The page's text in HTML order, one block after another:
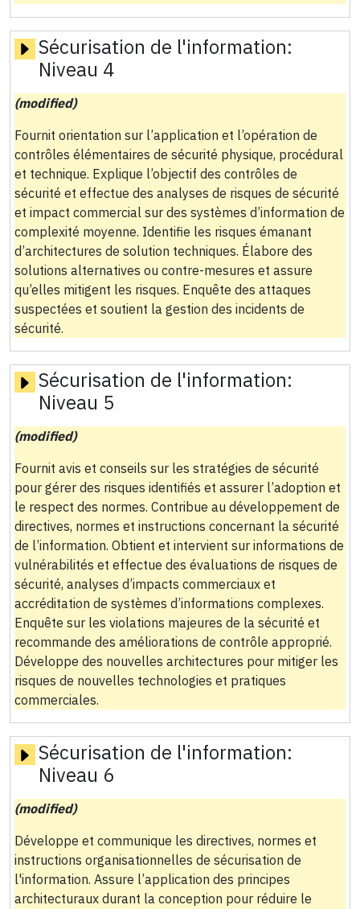
Sécurisation de l'information:
Niveau 4
(modified)
Fournit orientation sur l’application et l’opération de
contrôles élémentaires de sécurité physique, procédural
et technique. Explique l’objectif des contrôles de
sécurité et effectue des analyses de risques de sécurité
et impact commercial sur des systèmes d’information de
complexité moyenne. Identifie les risques émanant
d’architectures de solution techniques. Élabore des
solutions alternatives ou contre-mesures et assure
qu’elles mitigent les risques. Enquête des attaques
suspectées et soutient la gestion des incidents de
sécurité.
Sécurisation de l'information:
Niveau 5
(modified)
Fournit avis et conseils sur les stratégies de sécurité
pour gérer des risques identifiés et assurer l’adoption et
le respect des normes. Contribue au développement de
directives, normes et instructions concernant la sécurité
de l’information. Obtient et intervient sur informations de
vulnérabilités et effectue des évaluations de risques de
sécurité, analyses d’impacts commerciaux et
accréditation de systèmes d’informations complexes.
Enquête sur les violations majeures de la sécurité et
recommande des améliorations de contrôle approprié.
Développe des nouvelles architectures pour mitiger les
risques de nouvelles technologies et pratiques
commerciales.
Sécurisation de l'information:
Niveau 6
(modified)
Développe et communique les directives, normes et
instructions organisationnelles de sécurisation de
l'information. Assure l’application des principes
architecturaux durant la conception pour réduire le